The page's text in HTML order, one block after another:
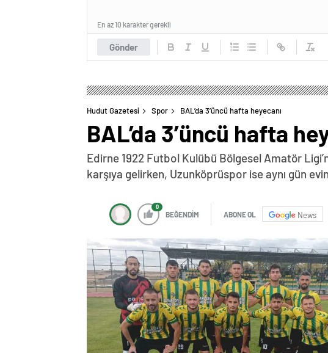
Gönder
En az 10 karakter gerekli
Hudut Gazetesi Spor BAL’da 3’üncü hafta heyecanı
BAL’da 3’üncü hafta
Edirne 1922 Futbol Kulübü Bölgesel Amatör
karşıya gelirken, Uzunköprüspor ise aynı gün
0
BEĞENDİM ABONE OL News